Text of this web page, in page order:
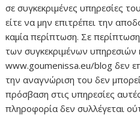
σε συγκεκριμένες υπηρεσίες
είτε να μην επιτρέπει την
καμία περίπτωση. Σε
των συγκεκριμένων υπηρεσιών
www.goumenissa.eu/blog δεν
την αναγνώριση του δεν
πρόσβαση στις υπηρεσίες
πληροφορία δεν συλλέγεται